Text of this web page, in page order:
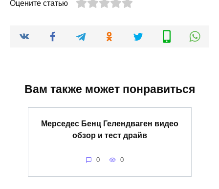
Оцените статью
Вам также может понравиться
Мерседес Бенц Гелендваген видео
обзор и тест драйв
0 0